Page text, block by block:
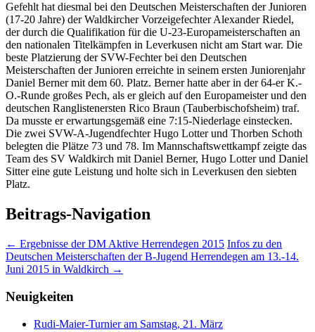
Gefehlt hat diesmal bei den Deutschen Meisterschaften der Junioren
(17-20 Jahre) der Waldkircher Vorzeigefechter Alexander Riedel,
der durch die Qualifikation für die U-23-Europameisterschaften an
den nationalen Titelkämpfen in Leverkusen nicht am Start war. Die
beste Platzierung der SVW-Fechter bei den Deutschen
Meisterschaften der Junioren erreichte in seinem ersten Juniorenjahr
Daniel Berner mit dem 60. Platz. Berner hatte aber in der 64-er K.-
O.-Runde großes Pech, als er gleich auf den Europameister und den
deutschen Ranglistenersten Rico Braun (Tauberbischofsheim) traf.
Da musste er erwartungsgemäß eine 7:15-Niederlage einstecken.
Die zwei SVW-A-Jugendfechter Hugo Lotter und Thorben Schoth
belegten die Plätze 73 und 78. Im Mannschaftswettkampf zeigte das
Team des SV Waldkirch mit Daniel Berner, Hugo Lotter und Daniel
Sitter eine gute Leistung und holte sich in Leverkusen den siebten
Platz.
Beitrags-Navigation
← Ergebnisse der DM Aktive Herrendegen 2015 Infos zu den
Deutschen Meisterschaften der B-Jugend Herrendegen am 13.-14.
Juni 2015 in Waldkirch →
Neuigkeiten
Rudi-Maier-Turnier am Samstag, 21. März